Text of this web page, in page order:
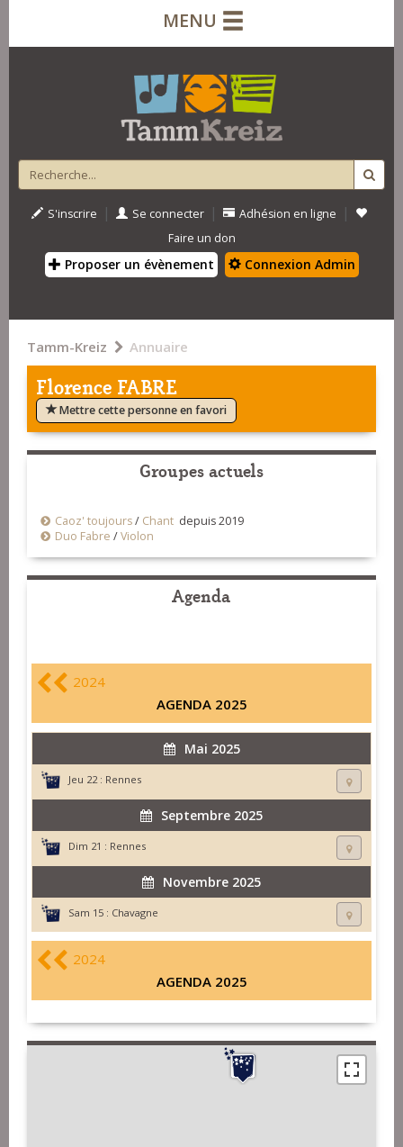
MENU
S'inscrire | Se connecter | Adhésion en ligne |
Faire un don
Proposer un évènement Connexion Admin
Tamm-Kreiz Annuaire
Florence FABRE
Mettre cette personne en favori
Groupes actuels
Caoz' toujours/ Chant depuis 2019
Duo Fabre /Violon
Agenda
2024
AGENDA 2025
Mai 2025
Jeu 22 : Rennes
Septembre 2025
Dim 21 : Rennes
Novembre 2025
Sam 15 : Chavagne
2024
AGENDA 2025